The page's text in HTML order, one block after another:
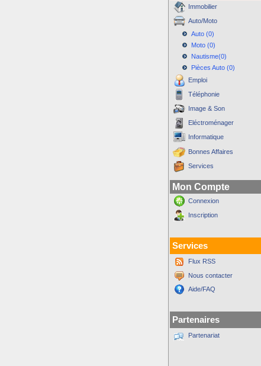
Immobilier
Auto/Moto
Auto (0)
Moto (0)
Nautisme(0)
Pièces Auto (0)
Emploi
Téléphonie
Image & Son
Eléctroménager
Informatique
Bonnes Affaires
Services
Mon Compte
Connexion
Inscription
Services
Flux RSS
Nous contacter
Aide/FAQ
Partenaires
Partenariat